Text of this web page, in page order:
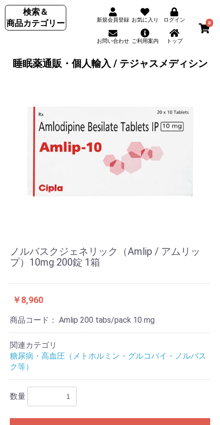
検索＆
商品カテゴリー
新規会員登録 お気に入り ログイン
お問い合わせ ご利用案内 トップ
0
睡眠薬通販・個人輸入 / テジャスメディシン
ノルバスクジェネリック（Amlip / アムリッ
プ）10mg 200錠 1箱
￥8,960
商品コード： Amlip 200 tabs/pack 10 mg
関連カテゴリ
糖尿病・高血圧（メトホルミン・グルコバイ・ノルバス
ク等）
数量